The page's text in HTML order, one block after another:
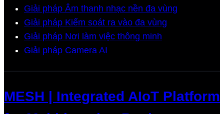
Giải pháp Âm thanh nhạc nền đa vùng
Giải pháp Kiểm soát ra vào đa vùng
Giải pháp Nơi làm việc thông minh
Giải pháp Camera AI
MESH | Integrated AIoT Platform